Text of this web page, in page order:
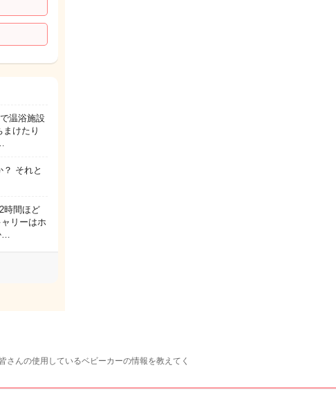
温浴施設
けたり
それと
時間ほど
リーはホ
…
んの使用しているベビーカーの情報を教えてく